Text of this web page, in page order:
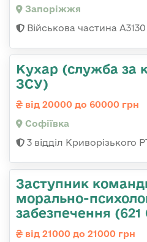
Запоріжжя
Військова частина А3130
Кухар (служба за
ЗСУ)
від 20000 до 60000 грн
Софіївка
3 відділ Криворізького
Заступник
морально-
забезпечення
від 21000 до 21000 грн